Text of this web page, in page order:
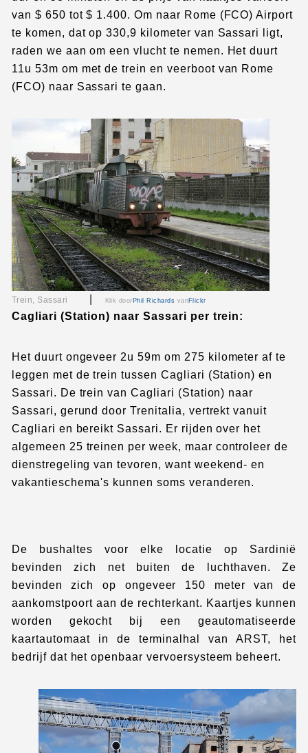
van $ 650 tot $ 1.400. Om naar Rome (FCO) Airport
te komen, dat op 330,9 kilometer van Sassari ligt,
raden we aan om een vlucht te nemen. Het duurt
11u 53m om met de trein en veerboot van Rome
(FCO) naar Sassari te gaan.
Trein, Sassari Klik door Phil Richards vanFlickr
Cagliari (Station) naar Sassari per trein:
Het duurt ongeveer 2u 59m om 275 kilometer af te
leggen met de trein tussen Cagliari (Station) en
Sassari. De trein van Cagliari (Station) naar
Sassari, gerund door Trenitalia, vertrekt vanuit
Cagliari en bereikt Sassari. Er rijden over het
algemeen 25 treinen per week, maar controleer de
dienstregeling van tevoren, want weekend- en
vakantieschema's kunnen soms veranderen.
De bushaltes voor elke locatie op Sardinië
bevinden zich net buiten de luchthaven. Ze
bevinden zich op ongeveer 150 meter van de
aankomstpoort aan de rechterkant. Kaartjes kunnen
worden gekocht bij een geautomatiseerde
kaartautomaat in de terminalhal van ARST, het
bedrijf dat het openbaar vervoersysteem beheert.